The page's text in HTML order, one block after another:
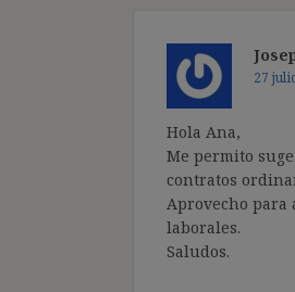
27
Hola Ana,
Me permito
contratos
Aprovecho
laborales.
Saludos.